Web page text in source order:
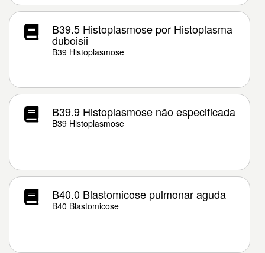
B39.5 Histoplasmose por Histoplasma
duboisii
B39 Histoplasmose
B39.9 Histoplasmose não especificada
B39 Histoplasmose
B40.0 Blastomicose pulmonar aguda
B40 Blastomicose